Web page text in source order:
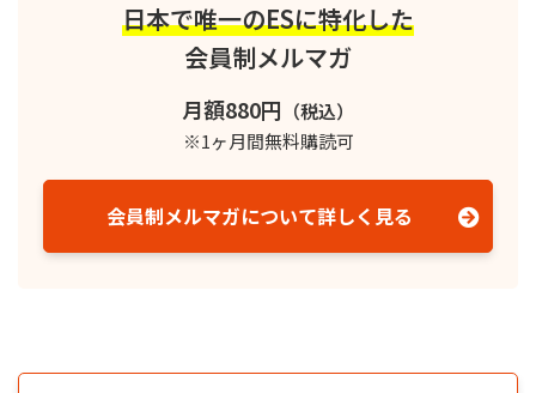
日本で唯一のESに特化した
会員制メルマガ
月額880円 （税込）
※1ヶ月間無料購読可
会員制メルマガについて詳しく見る